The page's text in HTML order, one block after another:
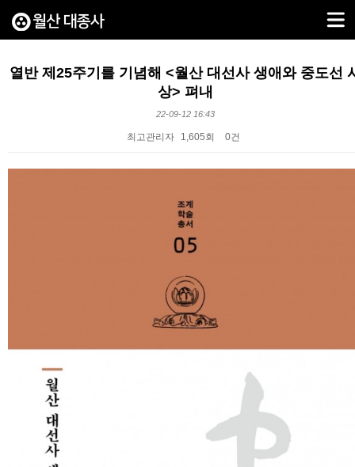
열반 제25주기를 기념해 <월산 대선사 생애와 중도선
상> 펴내
22-09-12 16:43
최고관리자 1,605회 0건